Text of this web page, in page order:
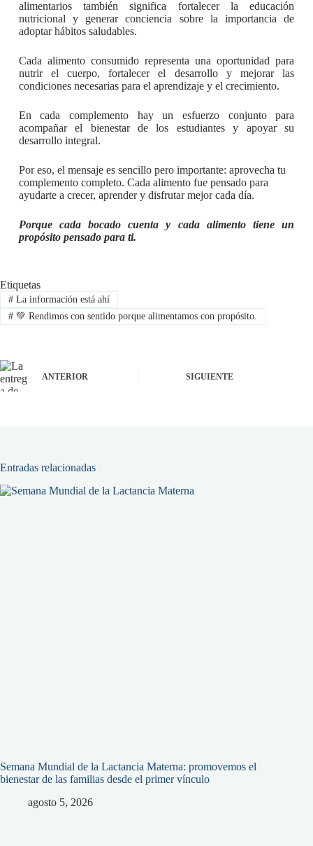
alimentarios también significa fortalecer la educación
nutricional y generar conciencia sobre la importancia de
adoptar hábitos saludables.
Cada alimento consumido representa una oportunidad para
nutrir el cuerpo, fortalecer el desarrollo y mejorar las
condiciones necesarias para el aprendizaje y el crecimiento.
En cada complemento hay un esfuerzo conjunto para
acompañar el bienestar de los estudiantes y apoyar su
desarrollo integral.
Por eso, el mensaje es sencillo pero importante: aprovecha tu
complemento completo. Cada alimento fue pensado para
ayudarte a crecer, aprender y disfrutar mejor cada día.
Porque cada bocado cuenta y cada alimento tiene un
propósito pensado para ti.
Etiquetas
#La información está ahí
#💚 Rendimos con sentido porque alimentamos con propósito.
ANTERIOR SIGUIENTE
Entradas relacionadas
Semana Mundial de la Lactancia Materna: promovemos el
bienestar de las familias desde el primer vínculo
agosto 5, 2026